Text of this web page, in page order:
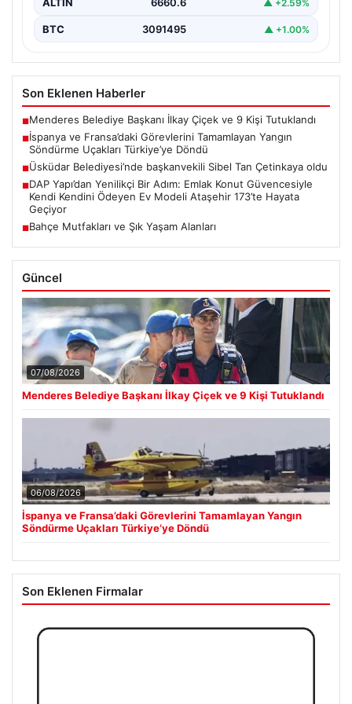
ALTIN 6660.6 ▲ +2.59%
BTC 3091495 ▲ +1.00%
Son Eklenen Haberler
■Menderes Belediye Başkanı İlkay Çiçek ve 9 Kişi Tutuklandı
■İspanya ve Fransa’daki Görevlerini Tamamlayan Yangın
Söndürme Uçakları Türkiye’ye Döndü
■Üsküdar Belediyesi’nde başkanvekili Sibel Tan Çetinkaya oldu
■DAP Yapı’dan Yenilikçi Bir Adım: Emlak Konut Güvencesiyle
Kendi Kendini Ödeyen Ev Modeli Ataşehir 173’te Hayata
Geçiyor
■Bahçe Mutfakları ve Şık Yaşam Alanları
Güncel
07/08/2026
Menderes Belediye Başkanı İlkay Çiçek ve 9 Kişi Tutuklandı
06/08/2026
İspanya ve Fransa’daki Görevlerini Tamamlayan Yangın
Söndürme Uçakları Türkiye’ye Döndü
Son Eklenen Firmalar